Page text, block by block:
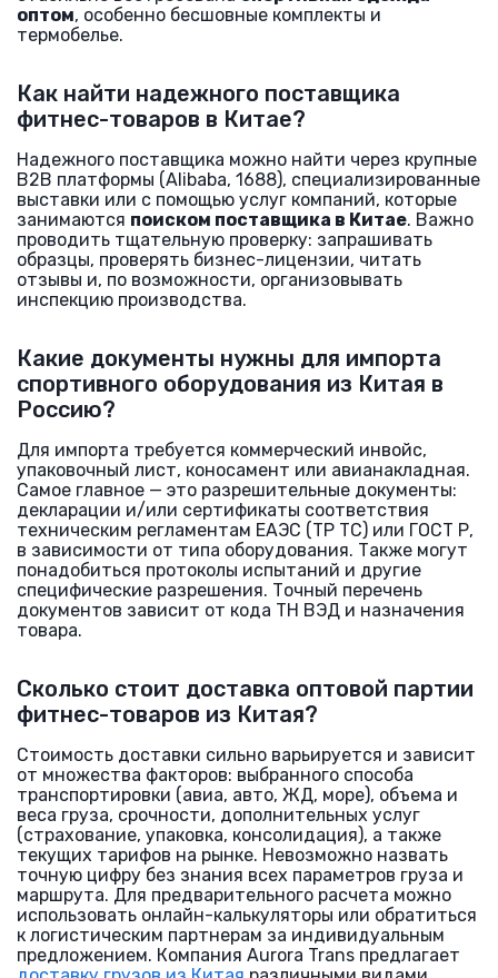
оптом, особенно бесшовные комплекты и
термобелье.
Как найти надежного поставщика
фитнес-товаров в Китае?
Надежного поставщика можно найти через крупные
B2B платформы (Alibaba, 1688), специализированные
выставки или с помощью услуг компаний, которые
занимаются поиском поставщика в Китае. Важно
проводить тщательную проверку: запрашивать
образцы, проверять бизнес-лицензии, читать
отзывы и, по возможности, организовывать
инспекцию производства.
Какие документы нужны для импорта
спортивного оборудования из Китая в
Россию?
Для импорта требуется коммерческий инвойс,
упаковочный лист, коносамент или авианакладная.
Самое главное — это разрешительные документы:
декларации и/или сертификаты соответствия
техническим регламентам ЕАЭС (ТР ТС) или ГОСТ Р,
в зависимости от типа оборудования. Также могут
понадобиться протоколы испытаний и другие
специфические разрешения. Точный перечень
документов зависит от кода ТН ВЭД и назначения
товара.
Сколько стоит доставка оптовой партии
фитнес-товаров из Китая?
Стоимость доставки сильно варьируется и зависит
от множества факторов: выбранного способа
транспортировки (авиа, авто, ЖД, море), объема и
веса груза, срочности, дополнительных услуг
(страхование, упаковка, консолидация), а также
текущих тарифов на рынке. Невозможно назвать
точную цифру без знания всех параметров груза и
маршрута. Для предварительного расчета можно
использовать онлайн-калькуляторы или обратиться
к логистическим партнерам за индивидуальным
предложением. Компания Aurora Trans предлагает